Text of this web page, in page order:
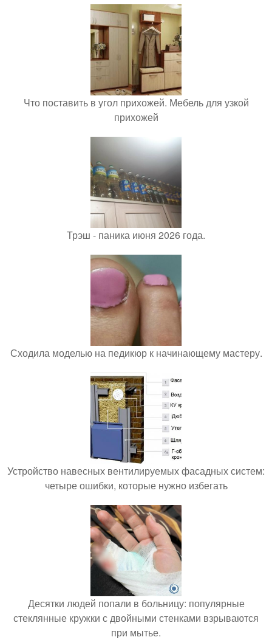
Что поставить в угол прихожей. Мебель для узкой
прихожей
Трэш - паника июня 2026 года.
Сходила моделью на педикюр к начинающему мастеру.
Устройство навесных вентилируемых фасадных систем:
четыре ошибки, которые нужно избегать
Десятки людей попали в больницу: популярные
стеклянные кружки с двойными стенками взрываются
при мытье.